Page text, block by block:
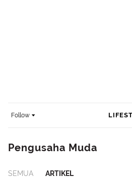
Follow
Pengusaha Muda
SEMUA ARTIKEL